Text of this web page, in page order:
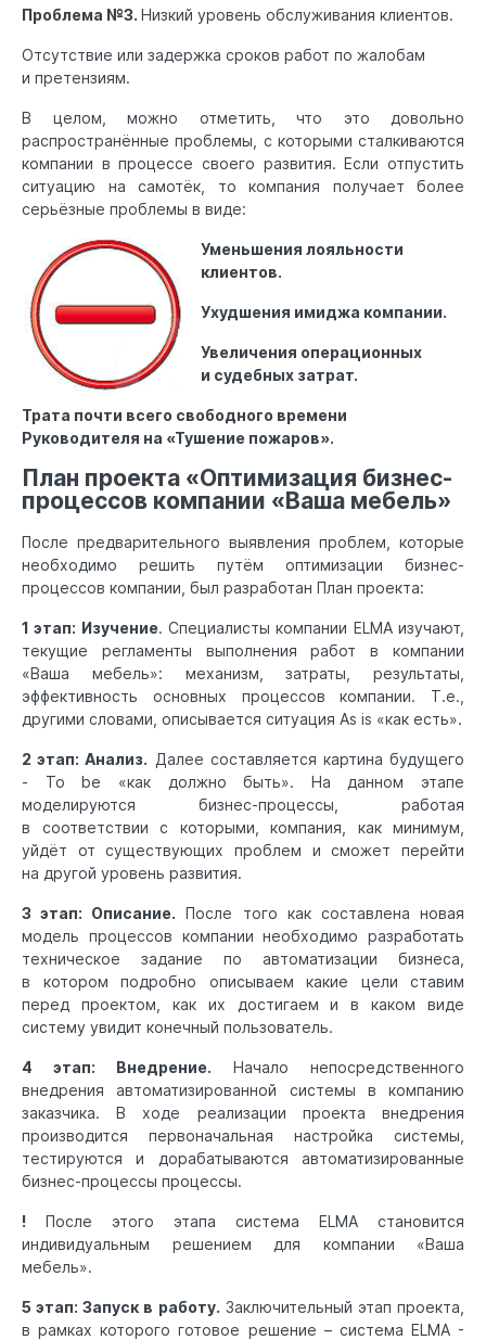
Проблема №3. Низкий уровень обслуживания клиентов.
Отсутствие или задержка сроков работ по жалобам
и претензиям.
В целом, можно отметить, что это довольно
распространённые проблемы, с которыми сталкиваются
компании в процессе своего развития. Если отпустить
ситуацию на самотёк, то компания получает более
серьёзные проблемы в виде:
Уменьшения лояльности
клиентов.
Ухудшения имиджа компании.
Увеличения операционных
и судебных затрат.
Трата почти всего свободного времени
Руководителя на «Тушение пожаров».
План проекта «Оптимизация бизнес-
процессов компании «Ваша мебель»
После предварительного выявления проблем, которые
необходимо решить путём оптимизации бизнес-
процессов компании, был разработан План проекта:
1 этап: Изучение. Специалисты компании ELMA изучают,
текущие регламенты выполнения работ в компании
«Ваша мебель»: механизм, затраты, результаты,
эффективность основных процессов компании. Т.е.,
другими словами, описывается ситуация As is «как есть».
2 этап: Анализ. Далее составляется картина будущего
- To be «как должно быть». На данном этапе
моделируются бизнес-процессы, работая
в соответствии с которыми, компания, как минимум,
уйдёт от существующих проблем и сможет перейти
на другой уровень развития.
3 этап: Описание. После того как составлена новая
модель процессов компании необходимо разработать
техническое задание по автоматизации бизнеса,
в котором подробно описываем какие цели ставим
перед проектом, как их достигаем и в каком виде
систему увидит конечный пользователь.
4 этап: Внедрение. Начало непосредственного
внедрения автоматизированной системы в компанию
заказчика. В ходе реализации проекта внедрения
производится первоначальная настройка системы,
тестируются и дорабатываются автоматизированные
бизнес-процессы процессы.
! После этого этапа система ELMA становится
индивидуальным решением для компании «Ваша
мебель».
5 этап: Запуск в работу. Заключительный этап проекта,
в рамках которого готовое решение – система ELMA -